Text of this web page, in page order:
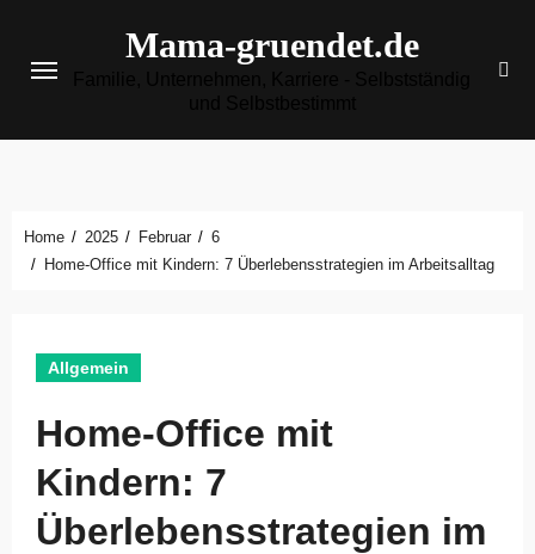
springen
Mama-gruendet.de
Home 2025 Februar
6
Home-Office mit Kindern: 7 Überlebensstrategien im Arbeitsalltag
Allgemein
Home-Office mit
Kindern: 7
Überlebensstrategien im